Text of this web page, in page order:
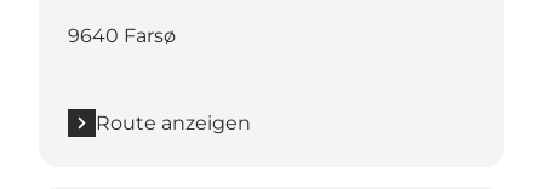
9640 Farsø
Route anzeigen